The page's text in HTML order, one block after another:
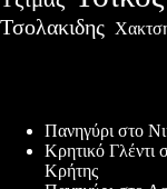
Τσολακιδης
Πανηγύρι στο
Κρητικό Γλέντι
Κρήτης